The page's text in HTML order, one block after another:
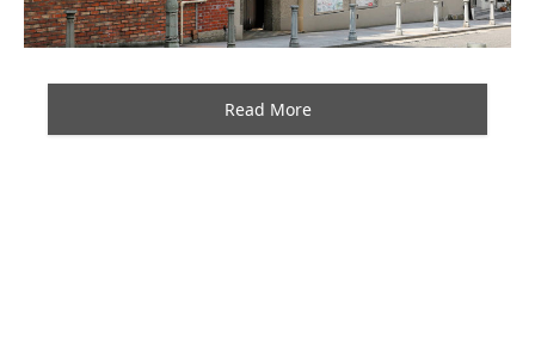
Read More